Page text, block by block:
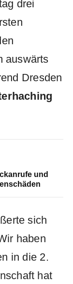
drei
auswärts
Dresden
und
sich
haben
in die 2.
hat